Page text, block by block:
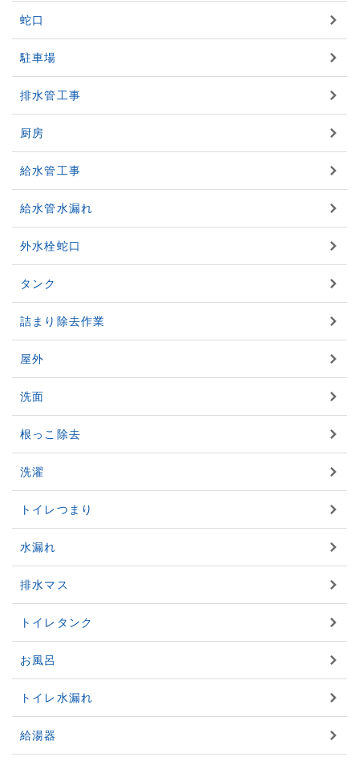
蛇口
駐車場
排水管工事
厨房
給水管工事
給水管水漏れ
外水栓蛇口
タンク
詰まり除去作業
屋外
洗面
根っこ除去
洗濯
トイレつまり
水漏れ
排水マス
トイレタンク
お風呂
トイレ水漏れ
給湯器